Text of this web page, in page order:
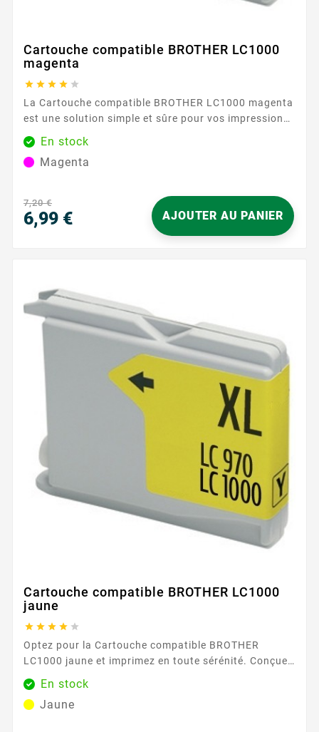
Cartouche compatible BROTHER LC1000
magenta
    
La Cartouche compatible BROTHER LC1000 magenta
est une solution simple et sûre pour vos impressions
du quotidien. Conçue pour la série BROTHER LC1000
, elle délivre un magenta homogène pour des
documents clairs et agréables à lire, que ce soit pour
En stock
Magenta
7,20 €
6,99 € AJOUTER AU PANIER
Cartouche compatible BROTHER LC1000
jaune
    
Optez pour la Cartouche compatible BROTHER
LC1000 jaune et imprimez en toute sérénité. Conçue
pour les imprimantes Brother acceptant le format
LC1000 , elle s’installe facilement et est rapidement
reconnue par votre appareil. Vous gagnez du temps à
En stock
Jaune